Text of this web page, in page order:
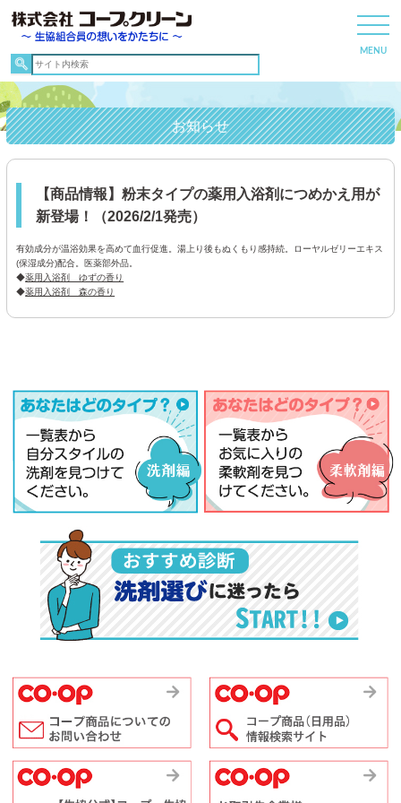
お知らせ
【商品情報】粉末タイプの薬用入浴剤につめかえ用が
新登場！（2026/2/1発売）
有効成分が温浴効果を高めて血行促進。湯上り後もぬくもり感持続。ローヤルゼリーエキス
(保湿成分)配合。医薬部外品。
◆薬用入浴剤 ゆずの香り
◆薬用入浴剤 森の香り